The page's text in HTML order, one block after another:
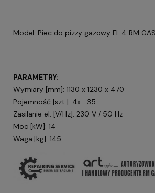
Model: Piec do pizzy gazowy FL 4 RM
PARAMETRY:
Wymiary [mm]: 1130 x 1230 x 470
Pojemność [szt.]: 4x -35
Zasilanie el. [V/Hz]: 230 V / 50 Hz
Moc [kW]: 14
Waga [kg]: 145